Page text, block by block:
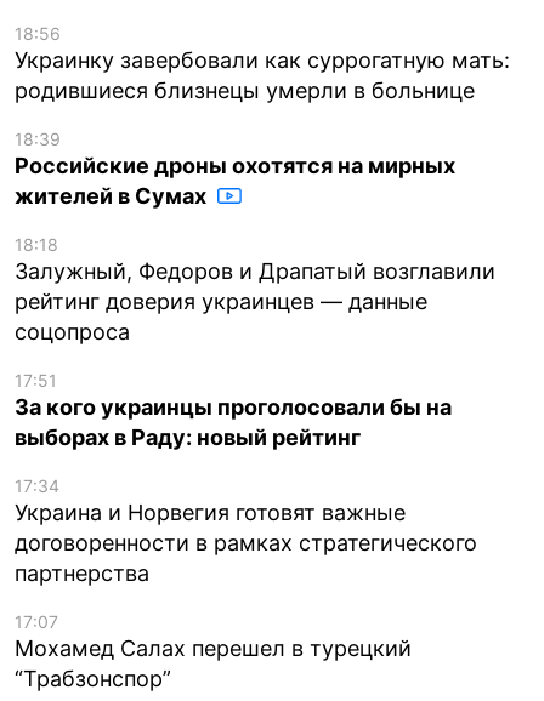
18:56
Украинку завербовали как суррогатную мать:
родившиеся близнецы умерли в больнице
18:39
Российские дроны охотятся на мирных
жителей в Сумах
18:18
Залужный, Федоров и Драпатый возглавили
рейтинг доверия украинцев — данные
соцопроса
17:51
За кого украинцы проголосовали бы на
выборах в Раду: новый рейтинг
17:34
Украина и Норвегия готовят важные
договоренности в рамках стратегического
партнерства
17:07
Мохамед Салах перешел в турецкий
“Трабзонспор”